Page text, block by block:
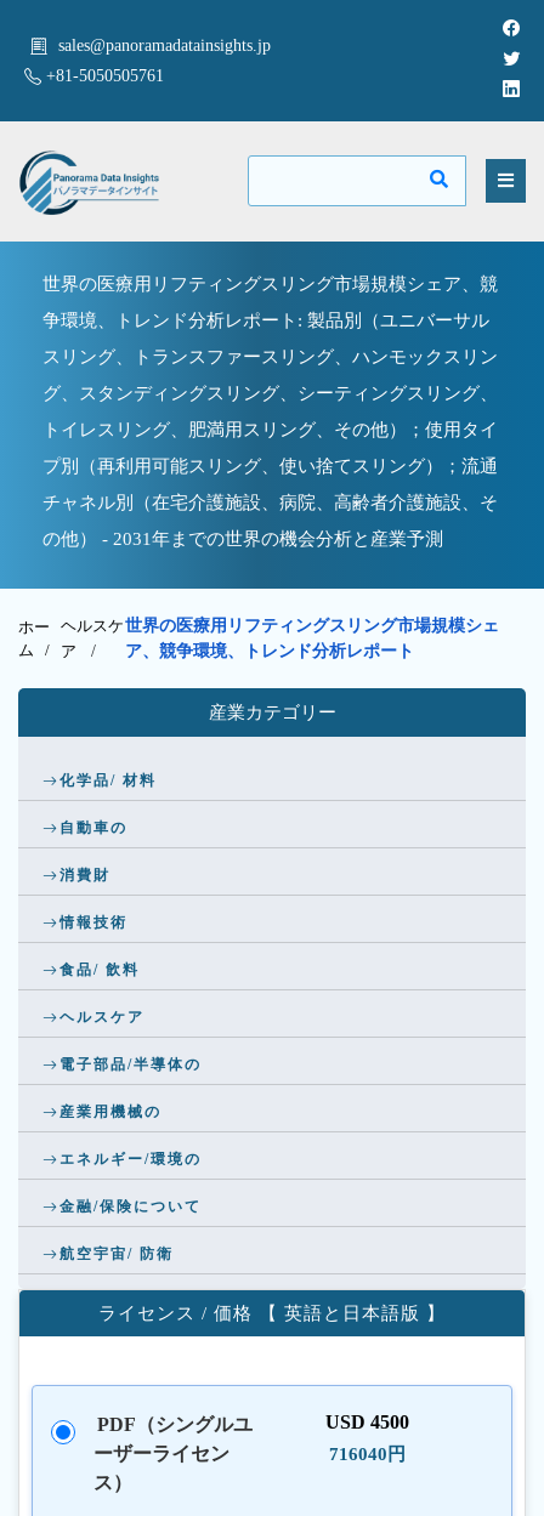
sales@panoramadatainsights.jp
+81-5050505761
世界の医療用リフティングスリング市場規模シェア、競
争環境、トレンド分析レポート: 製品別（ユニバーサル
スリング、トランスファースリング、ハンモックスリン
グ、スタンディングスリング、シーティングスリング、
トイレスリング、肥満用スリング、その他）；使用タイ
プ別（再利用可能スリング、使い捨てスリング）；流通
チャネル別（在宅介護施設、病院、高齢者介護施設、そ
の他） - 2031年までの世界の機会分析と産業予測
ホー
ム /
ヘルスケ
ア /
世界の医療用リフティングスリング市場規模シェ
ア、競争環境、トレンド分析レポート
産業カテゴリー
化学品/ 材料
自動車の
消費財
情報技術
食品/ 飲料
ヘルスケア
電子部品/半導体の
産業用機械の
エネルギー/環境の
金融/保険について
航空宇宙/ 防衛
ライセンス / 価格 【 英語と日本語版 】
PDF（シングルユ
ーザーライセン
ス）
USD 4500
716040円